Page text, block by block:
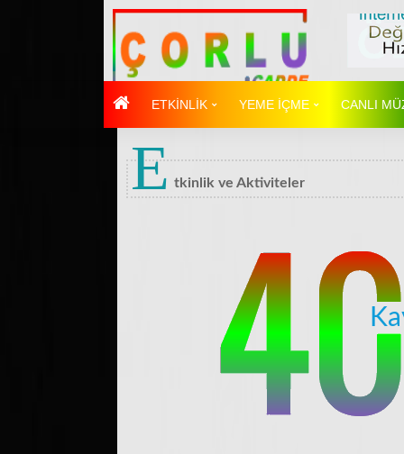
ETKİNLİK YEME İÇME CANLI
E tkinlik ve Aktiviteler